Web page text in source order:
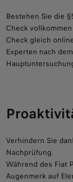
Bestehen Sie die
Check
Check gleich
Experten nach
Verhindern Sie
Nachprüfung.
Während des Fiat
Augenmerk auf